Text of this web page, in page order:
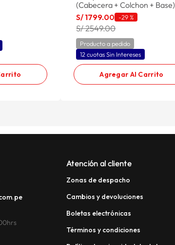
(Cabecera + Colchon + Base)
S/ 1799.00 -29 %
S/ 2549.00
Producto a pedido
12 cuotas Sin Intereses
Agregar Al Carrito
Atención al cliente
Zonas de despacho
Cambios y devoluciones
Boletas electrónicas
Términos y condiciones